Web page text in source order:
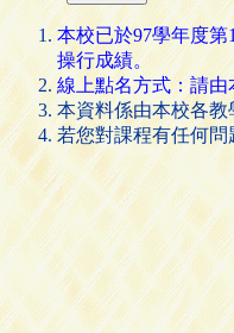
本校已於97學年度
操行成績。
線上點名方式：請
本資料係由本校各教
若您對課程有任何